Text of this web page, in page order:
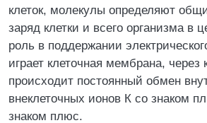
клеток, молекулы определяют
заряд клетки и всего организма в
роль в поддержании
играет клеточная мембрана, через
происходит постоянный обмен
внеклеточных ионов К cо знаком
знаком плюс.